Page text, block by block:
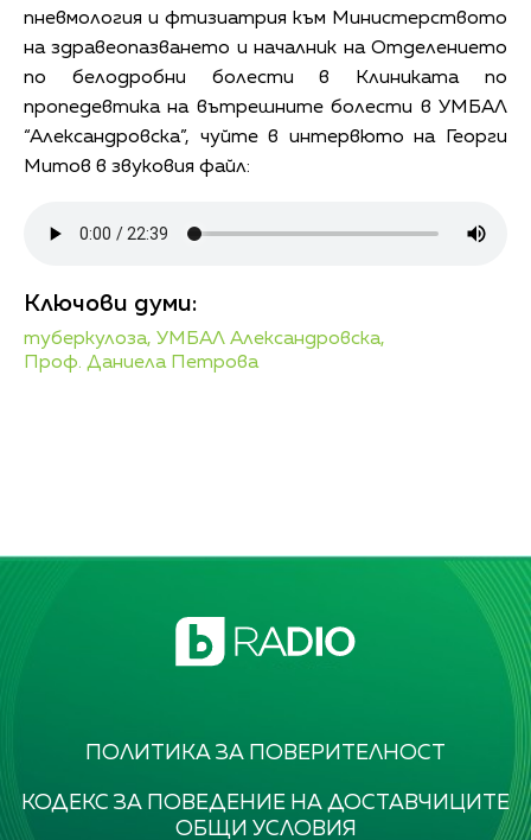
пневмология и фтизиатрия към Министерството
на здравеопазването и началник на Отделението
по белодробни болести в Клиниката по
пропедевтика на вътрешните болести в УМБАЛ
“Александровска”, чуйте в интервюто на Георги
Митов в звуковия файл:
Ключови думи:
туберкулоза, УМБАЛ Александровска,
Проф. Даниела Петрова
ПОЛИТИКА ЗА ПОВЕРИТЕЛНОСТ
КОДЕКС ЗА ПОВЕДЕНИЕ НА ДОСТАВЧИЦИТЕ
ОБЩИ УСЛОВИЯ